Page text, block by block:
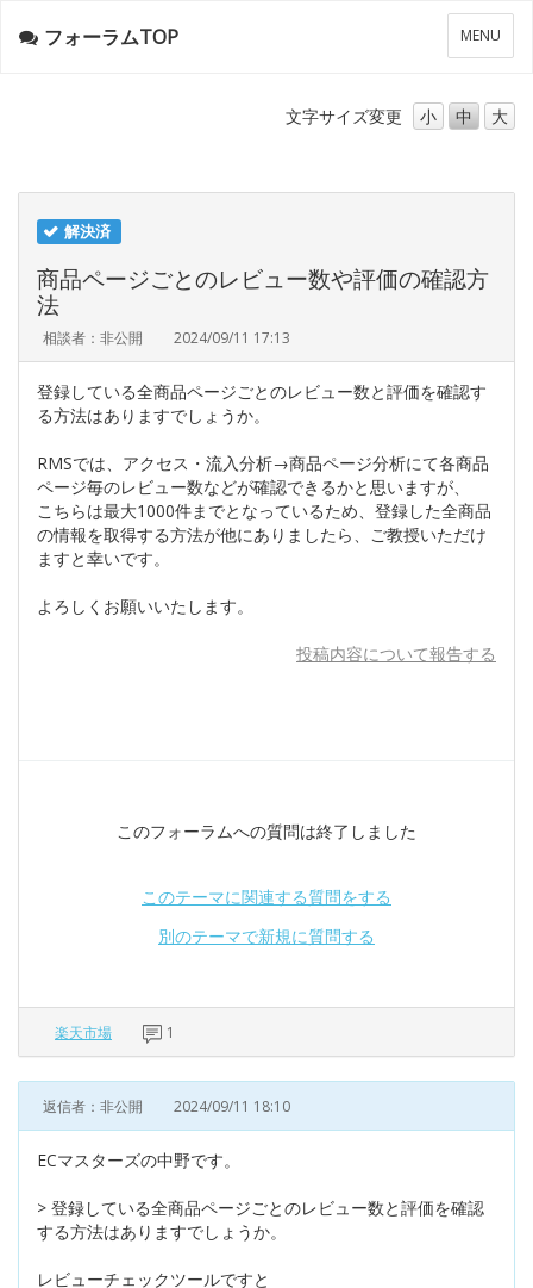
メ
ニ
ー
MENU
フォーラムTOP
文字サイズ変更 小 中 大
解決済
商品ページごとのレビュー数や評価の確認方
法
相談者：非公開 2024/09/11 17:13
登録している全商品ページごとのレビュー数と評価を確認す
る方法はありますでしょうか。
RMSでは、アクセス・流入分析→商品ページ分析にて各商品
ページ毎のレビュー数などが確認できるかと思いますが、
こちらは最大1000件までとなっているため、登録した全商品
の情報を取得する方法が他にありましたら、ご教授いただけ
ますと幸いです。
よろしくお願いいたします。
投稿内容について報告する
このフォーラムへの質問は終了しました
このテーマに関連する質問をする
別のテーマで新規に質問する
楽天市場 1
返信者：非公開 2024/09/11 18:10
ECマスターズの中野です。
> 登録している全商品ページごとのレビュー数と評価を確認
する方法はありますでしょうか。
レビューチェックツールですと